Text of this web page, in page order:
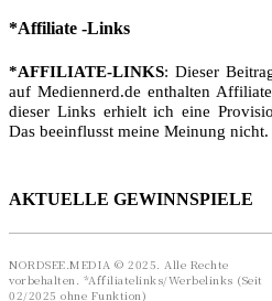
*Affiliate -Links
*AFFILIATE-LINKS: Dieser
auf Mediennerd.de enthalten
dieser Links erhielt ich eine
Das beeinflusst meine Meinung nicht.
AKTUELLE GEWINNSPIELE
NORDSEE.MEDIA © 2025. Alle Rechte
vorbehalten. *Affiliatelinks/Werbelinks (Seit
02/2025 ohne Funktion)